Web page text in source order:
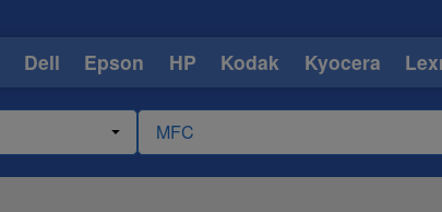
Dell Epson HP Kodak Kyocera